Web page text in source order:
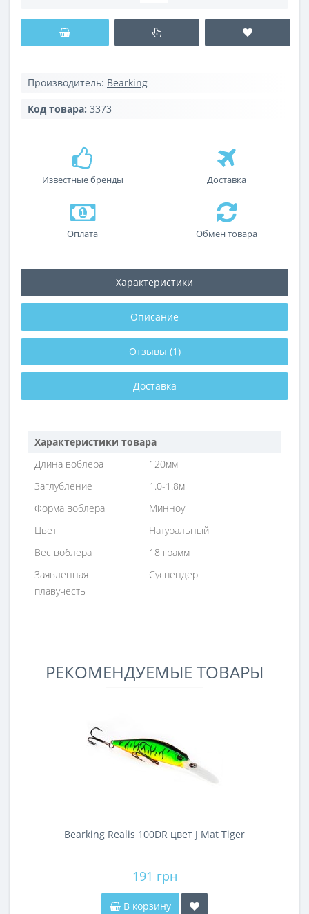
Производитель: Bearking
Код товара: 3373
Известные бренды Доставка
Оплата Обмен товара
Характеристики
Описание
Отзывы (1)
Доставка
Характеристики товара
Длина воблера
120мм
Заглубление
1.0-1.8м
Форма воблера
Минноу
Цвет
Натуральный
Вес воблера
18 грамм
Заявленная
плавучесть
Суспендер
РЕКОМЕНДУЕМЫЕ ТОВАРЫ
Bearking Realis 100DR цвет J Mat Tiger
191 грн
В корзину